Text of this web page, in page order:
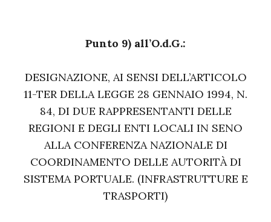
Punto 9) all’O.d.G.:
DESIGNAZIONE, AI SENSI DELL’ARTICOLO
11-TER DELLA LEGGE 28 GENNAIO 1994, N.
84, DI DUE RAPPRESENTANTI DELLE
REGIONI E DEGLI ENTI LOCALI IN SENO
ALLA CONFERENZA NAZIONALE DI
COORDINAMENTO DELLE AUTORITÀ DI
SISTEMA PORTUALE. (INFRASTRUTTURE E
TRASPORTI)